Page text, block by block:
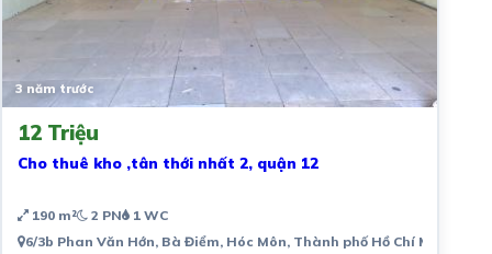
3 năm trước
12 Triệu
Cho thuê kho ,tân thới nhất 2, quận 12
190 m² 2 PN 1 WC
6/3b Phan Văn Hớn, Bà Điểm, Hóc Môn, Thành phố Hồ Chí Minh,